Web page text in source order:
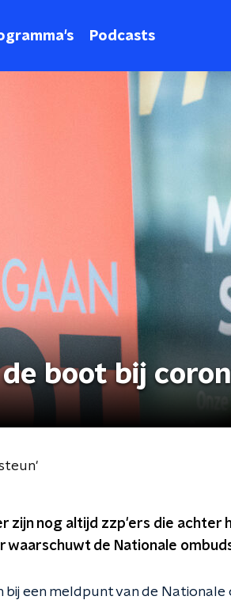
Podcasts
boot bij
zijn nog altijd zzp'ers die achter
waarschuwt de Nationale
een meldpunt van de